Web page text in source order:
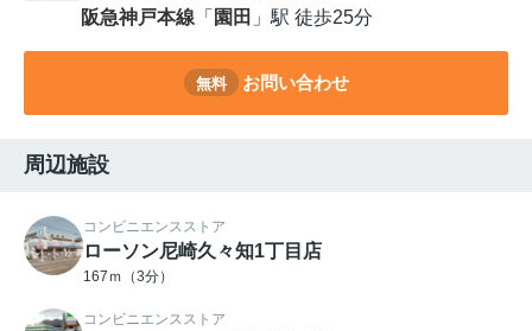
阪急神戸本線 「 園田 」駅 徒歩25分
無料 お問い合わせ
周辺施設
コンビニエンスストア
ローソン尼崎久々知1丁目店
167ｍ（3分）
コンビニエンスストア